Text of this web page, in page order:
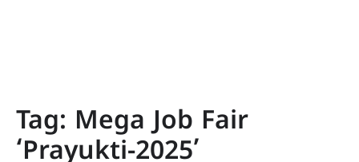
Tag: Mega Job Fair
‘Prayukti-2025’